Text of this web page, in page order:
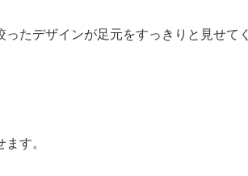
たデザインが足元をすっきりと見せてく
す。